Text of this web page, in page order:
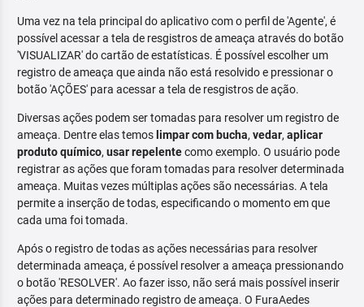
Uma vez na tela principal do aplicativo com o perfil de 'Agente', é
possível acessar a tela de resgistros de ameaça através do botão
'VISUALIZAR' do cartão de estatísticas. É possível escolher um
registro de ameaça que ainda não está resolvido e pressionar o
botão 'AÇÕES' para acessar a tela de resgistros de ação.
Diversas ações podem ser tomadas para resolver um registro de
ameaça. Dentre elas temos limpar com bucha, vedar, aplicar
produto químico, usar repelentecomo exemplo. O usuário pode
registrar as ações que foram tomadas para resolver determinada
ameaça. Muitas vezes múltiplas ações são necessárias. A tela
permite a inserção de todas, especificando o momento em que
cada uma foi tomada.
Após o registro de todas as ações necessárias para resolver
determinada ameaça, é possível resolver a ameaça pressionando
o botão 'RESOLVER'. Ao fazer isso, não será mais possível inserir
ações para determinado registro de ameaça. O FuraAedes